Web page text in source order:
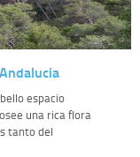
espacio
una rica flora
tanto del